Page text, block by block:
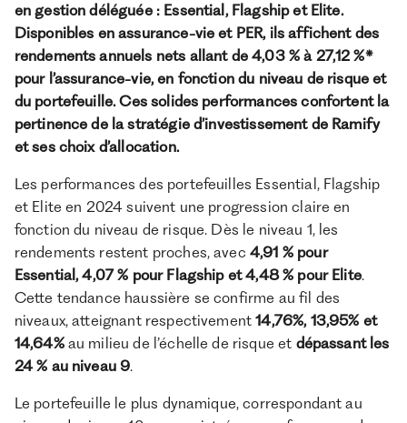
Ramify est l’alternative digitale à la banque privée.
Pour une clientèle exigeante, nous combinons
expertise patrimoniale, technologie et sélection
rigoureuse des meilleurs produits du marché, dans
une logique de performance à long terme.
en gestion déléguée : Essential, Flagship et Elite.
Disponibles en assurance-vie et PER, ils affichent des
rendements annuels nets allant de 4,03 % à 27,12 %*
pour l’assurance-vie, en fonction du niveau de risque et
du portefeuille. Ces solides performances confortent la
pertinence de la stratégie d’investissement de Ramify
et ses choix d’allocation.
Les performances des portefeuilles Essential, Flagship
et Elite en 2024 suivent une progression claire en
fonction du niveau de risque. Dès le niveau 1, les
rendements restent proches, avec 4,91 % pour
Essential, 4,07 % pour Flagship et 4,48 % pour Elite.
Cette tendance haussière se confirme au fil des
niveaux, atteignant respectivement14,76%, 13,95% et
14,64%au milieu de l’échelle de risque et dépassant les
24 % au niveau 9.
Le portefeuille le plus dynamique, correspondant au